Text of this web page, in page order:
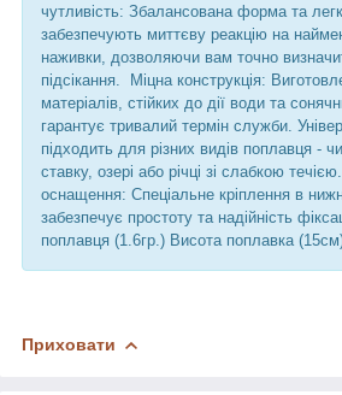
чутливість: Збалансована форма та
забезпечують миттєву реакцію на
наживки, дозволяючи вам точно
підсікання. Міцна конструкція:
матеріалів, стійких до дії води та
гарантує тривалий термін служби.
підходить для різних видів поплавця -
ставку, озері або річці зі слабкою
оснащення: Спеціальне кріплення в
забезпечує простоту та надійність
поплавця (1.6гр.) Висота поплавка
Приховати